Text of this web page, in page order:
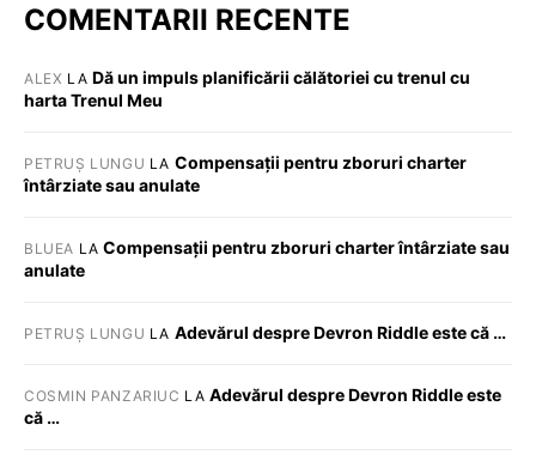
COMENTARII RECENTE
ALEX LA Dă un impuls planificării călătoriei cu trenul cu
harta Trenul Meu
PETRUȘ LUNGU LA Compensații pentru zboruri charter
întârziate sau anulate
BLUEA LACompensații pentru zboruri charter întârziate sau
anulate
PETRUȘ LUNGU LA Adevărul despre Devron Riddle este că …
COSMIN PANZARIUC LA Adevărul despre Devron Riddle este
că …